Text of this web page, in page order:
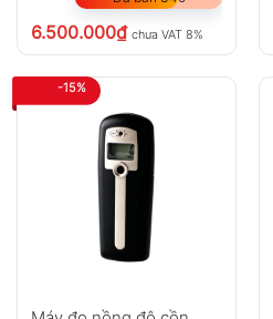
6.500.000₫ chưa VAT 8%
-15%